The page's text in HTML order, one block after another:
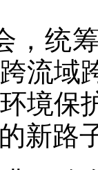
统筹
流
境保
新路